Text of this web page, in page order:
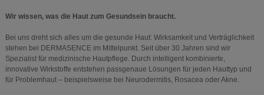
Wir wissen, was die Haut zum Gesundsein braucht.
Bei uns dreht sich alles um die gesunde Haut: Wirksamkeit und Verträglichkeit
stehen bei DERMASENCE im Mittelpunkt. Seit über 30 Jahren sind wir
Spezialist für medizinische Hautpflege. Durch intelligent kombinierte,
innovative Wirkstoffe entstehen passgenaue Lösungen für jeden Hauttyp und
für Problemhaut – beispielsweise bei Neurodermitis, Rosacea oder Akne.